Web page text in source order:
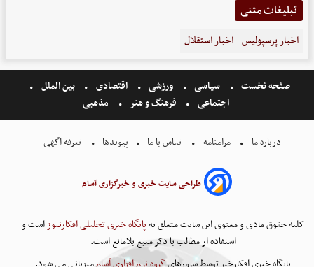
تبلیغات متنی
اخبار پرسپولیس اخبار استقلال
صفحه نخست سیاسی ورزشی اقتصادی
بین الملل
اجتماعی
فرهنگ و هنر مذهبی
درباره ما مرامنامه تماس با ما پیوندها تعرفه اگهی
طراحی سایت خبری و خبرگزاری آسام
کلیه حقوق مادی و معنوی این سایت متعلق بهپایگاه خبری تحلیلی افکارنیوز است و
استفاده از مطالب با ذکر منبع بلامانع است.
پایگاه خبری افکارخبر توسط سرورهایگروه نرم افزاری آساممیزبانی می شود.